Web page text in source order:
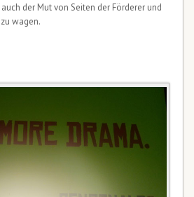
der Mut von Seiten der Förderer und
wagen.